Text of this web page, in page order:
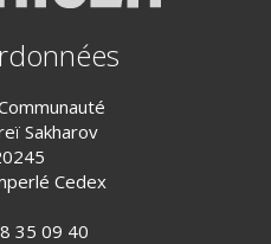
Sakharov
Cedex
35 09 40